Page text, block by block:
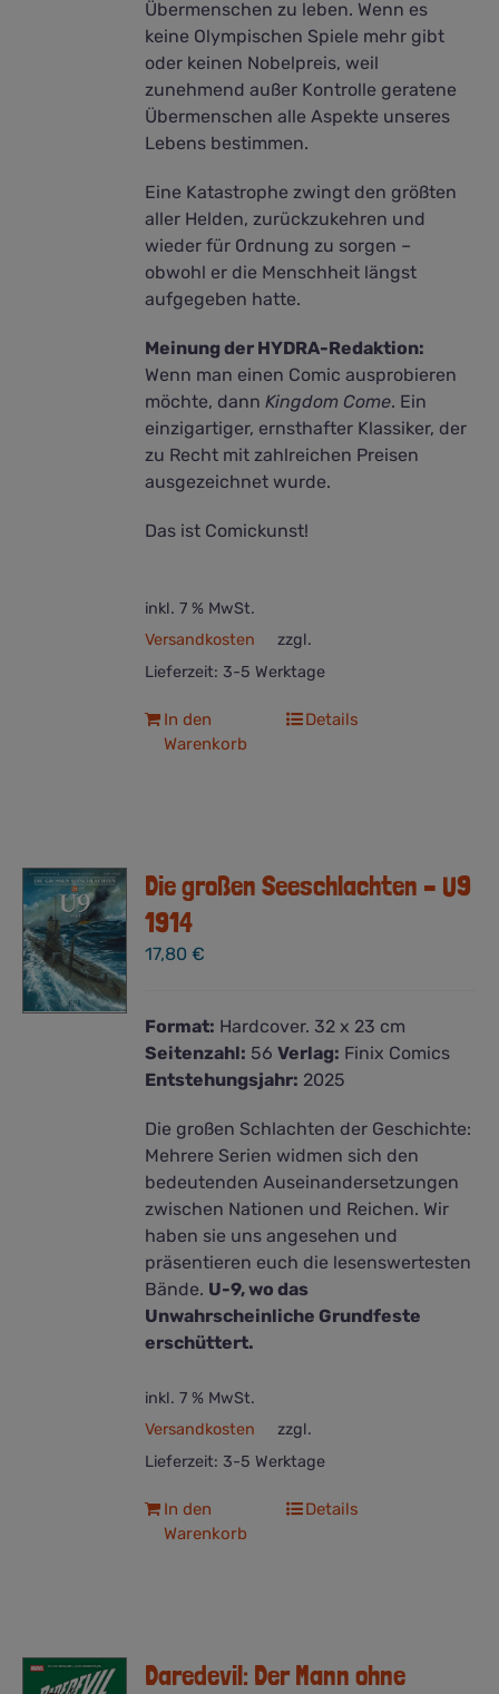
Übermenschen zu leben. Wenn es
keine Olympischen Spiele mehr gibt
oder keinen Nobelpreis, weil
zunehmend außer Kontrolle geratene
Übermenschen alle Aspekte unseres
Lebens bestimmen.
Eine Katastrophe zwingt den größten
aller Helden, zurückzukehren und
wieder für Ordnung zu sorgen –
obwohl er die Menschheit längst
aufgegeben hatte.
Meinung der HYDRA-Redaktion:
Wenn man einen Comic ausprobieren
möchte, dannKingdom Come. Ein
einzigartiger, ernsthafter Klassiker, der
zu Recht mit zahlreichen Preisen
ausgezeichnet wurde.
Das ist Comickunst!
inkl. 7 % MwSt.
zzgl.
Versandkosten
Lieferzeit: 3-5 Werktage
In den
Warenkorb
Details
Die großen Seeschlachten – U9
1914
17,80€
Format: Hardcover. 32 x 23 cm
Seitenzahl: 56Verlag: Finix Comics
Entstehungsjahr: 2025
Die großen Schlachten der Geschichte:
Mehrere Serien widmen sich den
bedeutenden Auseinandersetzungen
zwischen Nationen und Reichen. Wir
haben sie uns angesehen und
präsentieren euch die lesenswertesten
Bände. U-9, wo das
Unwahrscheinliche Grundfeste
erschüttert.
inkl. 7 % MwSt.
zzgl.
Versandkosten
Lieferzeit: 3-5 Werktage
In den
Warenkorb
Details
Daredevil: Der Mann ohne